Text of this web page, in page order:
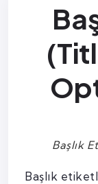
Başlık
Başlık